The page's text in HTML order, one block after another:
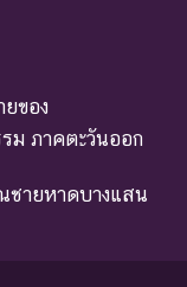
ของ
ม ภาคตะวันออก
ชายหาดบางแสน